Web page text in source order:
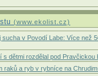
(www.ekolist.cz)
sucha v Povodí Labe: Více než
s dětmi rozdělal pod
raků a ryb v rybníce na